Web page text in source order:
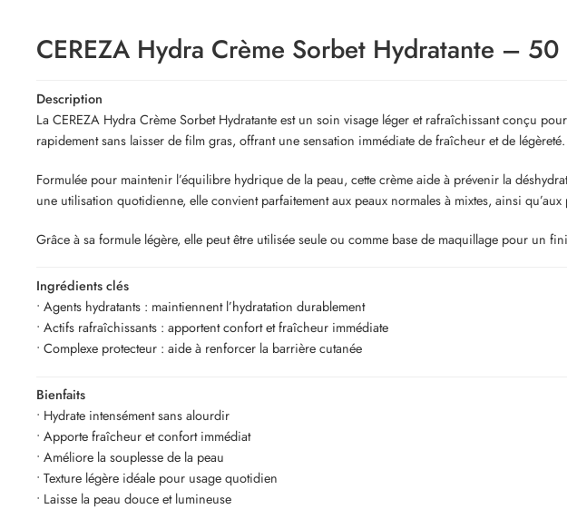
CEREZA Hydra Crème Sorbet Hydratante – 50
Description
La CEREZA Hydra Crème Sorbet Hydratante est un soin visage léger et rafraîchissant conçu
rapidement sans laisser de film gras, offrant une sensation immédiate de fraîcheur et de légèreté.
Formulée pour maintenir l’équilibre hydrique de la peau, cette crème aide à prévenir la
une utilisation quotidienne, elle convient parfaitement aux peaux normales à mixtes, ainsi
Grâce à sa formule légère, elle peut être utilisée seule ou comme base de maquillage pour un
Ingrédients clés
• Agents hydratants : maintiennent l’hydratation durablement
• Actifs rafraîchissants : apportent confort et fraîcheur immédiate
• Complexe protecteur : aide à renforcer la barrière cutanée
Bienfaits
• Hydrate intensément sans alourdir
• Apporte fraîcheur et confort immédiat
• Améliore la souplesse de la peau
• Texture légère idéale pour usage quotidien
• Laisse la peau douce et lumineuse